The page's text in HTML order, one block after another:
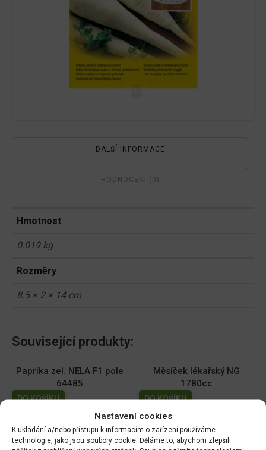
Nastavení cookies
K ukládání a/nebo přístupu k informacím o zařízení používáme
technologie, jako jsou soubory cookie. Děláme to, abychom zlepšili
DALŠÍ INFORMACE
HODNOCENÍ (0)
Hmotnost
0.019 kg
Rozměry
8.5 × 2 × 14 cm
Související produkty:
Paprika zel. NELA F1 pole
64485
DO KOŠÍKU
Měsíček lékařský NG
1780cc
DO KOŠÍKU
19.00Kč
Dobrá semena - Kiwano -
Dobrá semena - Sója